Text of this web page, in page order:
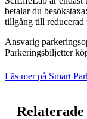
betalar du
tillgång till reducerad
Ansvarig
Parkeringsbiljetter
Läs mer på Smart